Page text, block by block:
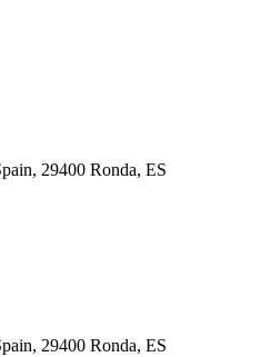
29400 Ronda, ES
29400 Ronda, ES